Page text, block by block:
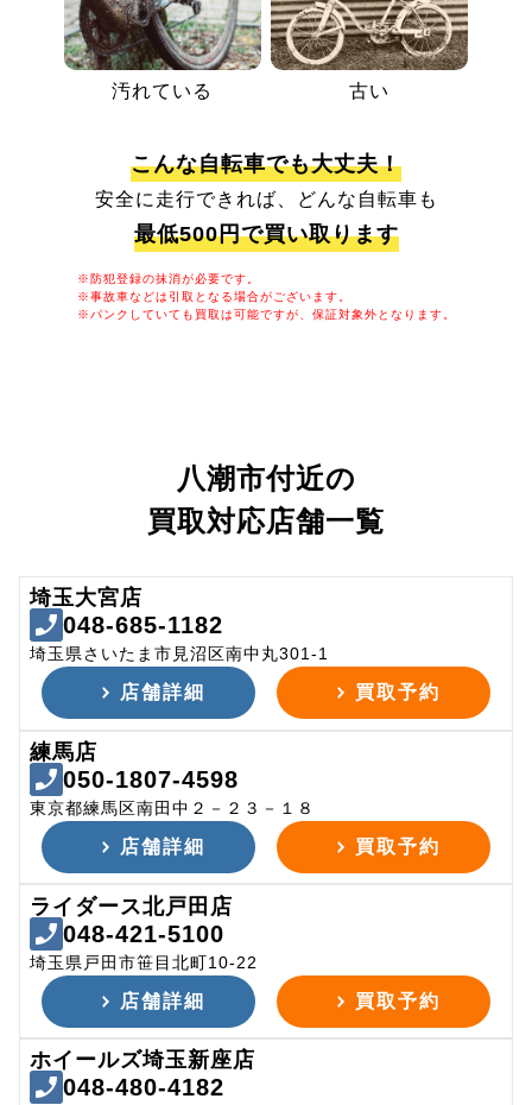
汚れている 古い
こんな自転車でも大丈夫！
安全に走行できれば、どんな自転車も
最低500円で買い取ります
※防犯登録の抹消が必要です。
※事故車などは引取となる場合がございます。
※パンクしていても買取は可能ですが、保証対象外となります。
八潮市付近の
買取対応店舗一覧
埼玉大宮店
048-685-1182
埼玉県さいたま市見沼区南中丸301-1
店舗詳細 買取予約
練馬店
050-1807-4598
東京都練馬区南田中２－２３－１８
店舗詳細 買取予約
ライダース北戸田店
048-421-5100
埼玉県戸田市笹目北町10-22
店舗詳細 買取予約
ホイールズ埼玉新座店
048-480-4182